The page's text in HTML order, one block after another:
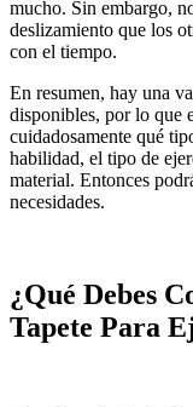
mucho. Sin embargo,
deslizamiento que los
con el tiempo.
En resumen, hay una
disponibles, por lo que
cuidadosamente qué
habilidad, el tipo de
material. Entonces
necesidades.
¿Qué Debes
Tapete Para